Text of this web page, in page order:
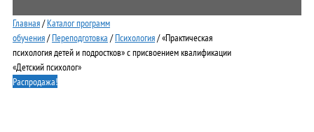
Главная/Каталог программ
обучения/Переподготовка /Психология/ «Практическая
психология детей и подростков» с присвоением квалификации
«Детский психолог»
Распродажа!